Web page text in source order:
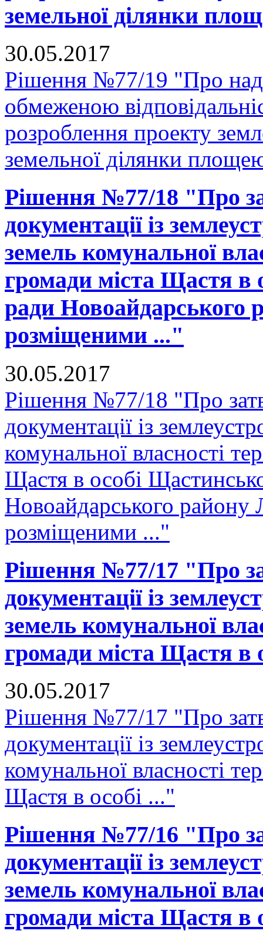
земельної ділянки
30.05.2017
Рішення №77/19 "Про
обмеженою
розроблення проекту
земельної ділянки
Рішення №77/18 "Про
документації із
земель комунальної
громади міста Щастя в
ради Новоайдарського
розміщеними ..."
30.05.2017
Рішення №77/18 "Про
документації із
комунальної власності
Щастя в особі
Новоайдарського району
розміщеними ..."
Рішення №77/17 "Про
документації із
земель комунальної
громади міста Щастя в
30.05.2017
Рішення №77/17 "Про
документації із
комунальної власності
Щастя в особі ..."
Рішення №77/16 "Про
документації із
земель комунальної
громади міста Щастя в